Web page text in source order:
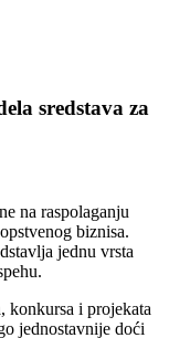
sredstava za
na raspolaganju
biznisa.
jednu vrsta
konkursa i projekata
jednostavnije doći